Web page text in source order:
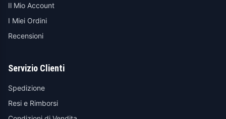
Il Mio Account
I Miei Ordini
Recensioni
Servizio Clienti
Spedizione
Resi e Rimborsi